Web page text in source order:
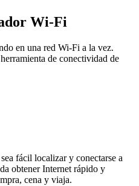
Wi-Fi
en una red Wi-Fi a la vez.
de conectividad de
fácil localizar y conectarse a
obtener Internet rápido y
cena y viaja.